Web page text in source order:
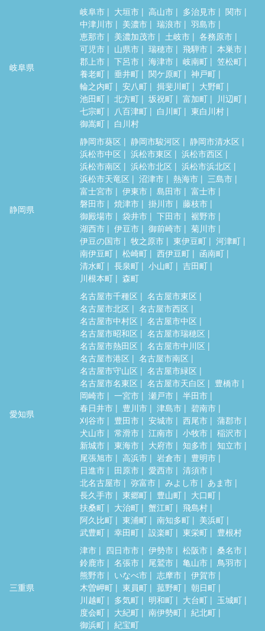
岐阜県
岐阜市 大垣市 高山市 多治見市
関市
中津川市
美濃市 瑞浪市
羽島市
恵那市
美濃加茂市 土岐市
各務原市
可児市
山県市 瑞穂市 飛騨市
本巣市
郡上市
下呂市 海津市 岐南町
笠松町
養老町
垂井町 関ケ原町
神戸町
輪之内町
安八町 揖斐川町
大野町
池田町
北方町 坂祝町 富加町
川辺町
七宗町
八百津町 白川町
東白川村
御嵩町
白川村
静岡県
静岡市葵区 静岡市駿河区
静岡市清水区
浜松市中区
浜松市東区
浜松市西区
浜松市南区
浜松市北区
浜松市浜北区
浜松市天竜区
沼津市 熱海市
三島市
富士宮市
伊東市 島田市
富士市
磐田市
焼津市 掛川市
藤枝市
御殿場市
袋井市 下田市
裾野市
湖西市
伊豆市 御前崎市
菊川市
伊豆の国市
牧之原市 東伊豆町
河津町
南伊豆町
松崎町 西伊豆町
函南町
清水町
長泉町 小山町
吉田町
川根本町
森町
愛知県
名古屋市千種区
名古屋市東区
名古屋市北区
名古屋市西区
名古屋市中村区
名古屋市中区
名古屋市昭和区
名古屋市瑞穂区
名古屋市熱田区
名古屋市中川区
名古屋市港区
名古屋市南区
名古屋市守山区
名古屋市緑区
名古屋市名東区
名古屋市天白区
豊橋市
岡崎市
一宮市 瀬戸市
半田市
春日井市
豊川市 津島市
碧南市
刈谷市
豊田市 安城市 西尾市
蒲郡市
犬山市
常滑市 江南市 小牧市
稲沢市
新城市
東海市 大府市 知多市
知立市
尾張旭市
高浜市 岩倉市
豊明市
日進市
田原市 愛西市
清須市
北名古屋市
弥富市 みよし市
あま市
長久手市
東郷町 豊山町
大口町
扶桑町
大治町 蟹江町
飛島村
阿久比町
東浦町 南知多町
美浜町
武豊町
幸田町 設楽町 東栄町 豊根村
三重県
津市 四日市市 伊勢市 松阪市
桑名市
鈴鹿市
名張市 尾鷲市 亀山市
鳥羽市
熊野市
いなべ市 志摩市
伊賀市
木曽岬町
東員町 菰野町
朝日町
川越町
多気町 明和町 大台町
玉城町
度会町
大紀町 南伊勢町
紀北町
御浜町
紀宝町